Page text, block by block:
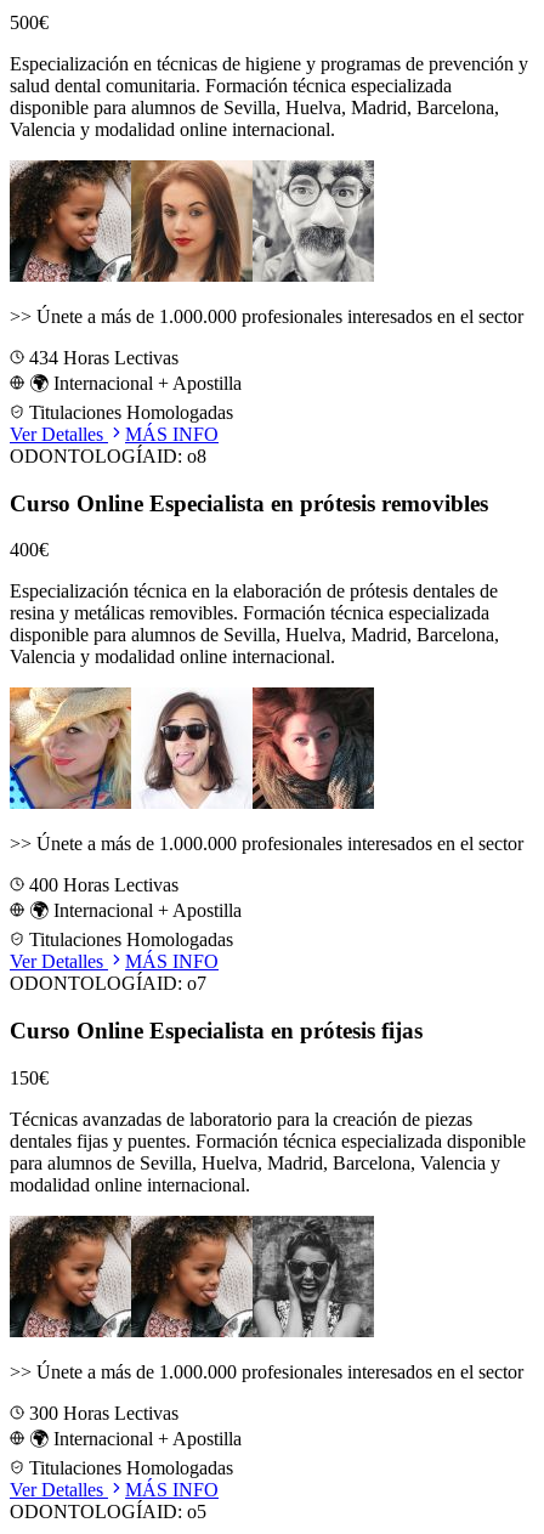
500€
Especialización en técnicas de higiene y programas de prevención y
salud dental comunitaria. Formación técnica especializada
disponible para alumnos de Sevilla, Huelva, Madrid, Barcelona,
Valencia y modalidad online internacional.
>> Únete a más de 1.000.000 profesionales interesados en el sector
434 Horas Lectivas
🌍 Internacional + Apostilla
Titulaciones Homologadas
Ver Detalles
MÁS INFO
ODONTOLOGÍAID: o8
Curso Online Especialista en prótesis removibles
400€
Especialización técnica en la elaboración de prótesis dentales de
resina y metálicas removibles. Formación técnica especializada
disponible para alumnos de Sevilla, Huelva, Madrid, Barcelona,
Valencia y modalidad online internacional.
>> Únete a más de 1.000.000 profesionales interesados en el sector
400 Horas Lectivas
🌍 Internacional + Apostilla
Titulaciones Homologadas
Ver Detalles
MÁS INFO
ODONTOLOGÍAID: o7
Curso Online Especialista en prótesis fijas
150€
Técnicas avanzadas de laboratorio para la creación de piezas
dentales fijas y puentes. Formación técnica especializada disponible
para alumnos de Sevilla, Huelva, Madrid, Barcelona, Valencia y
modalidad online internacional.
>> Únete a más de 1.000.000 profesionales interesados en el sector
300 Horas Lectivas
🌍 Internacional + Apostilla
Titulaciones Homologadas
Ver Detalles
MÁS INFO
ODONTOLOGÍAID: o5